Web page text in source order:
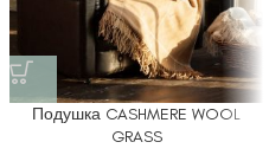
Подушка CASHMERE WOOL
GRASS